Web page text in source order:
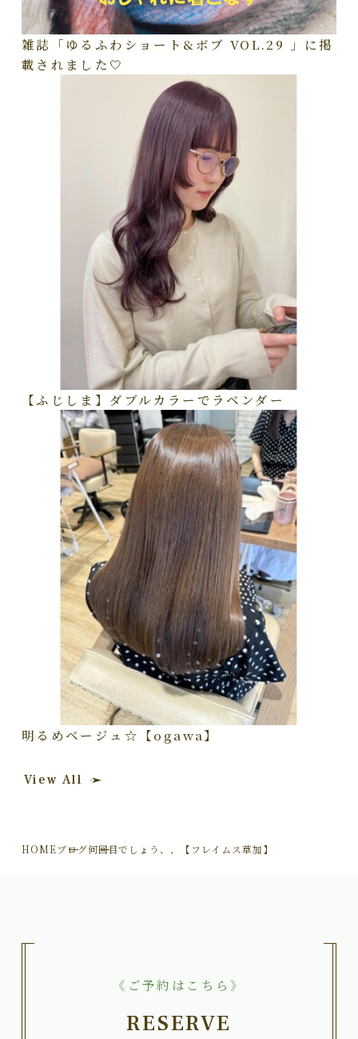
雑誌「ゆるふわショート&ボブ VOL.29 」に掲
載されました🤍
【ふじしま】ダブルカラーでラベンダー
明るめベージュ☆【ogawa】
View All
HOMEブログ何回目でしょう、、【フレイムス草加】
《ご予約はこちら》
RESERVE